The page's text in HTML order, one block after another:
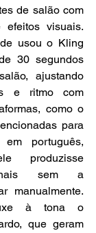
de salão com
efeitos visuais.
usou o Kling
30 segundos
ajustando
e ritmo com
como o
para
em português,
produzisse
sem a
manualmente.
à tona o
que geram